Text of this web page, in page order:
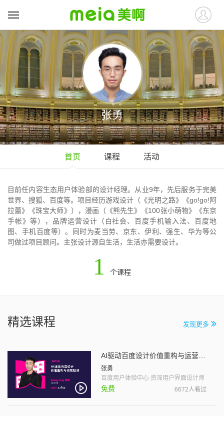
张勇
首页 课程 活动
目前任内容生态用户体验部的设计经理。从业9年，先后服务于完美
世界、搜狐、百度等。项目经历游戏设计（《光明之路》《go!go!阿
拉蕾》《珠宝大师》），漫画（《熊先生》《100张小萌物》《东京
手帐》等），品牌运营设计（白社会、百度手机输入法、百度地
图、手机百度等）。同时为麦当劳、京东、伊利、强生、华为等公
司做过项目顾问。主张设计源自生活，生活亦需要设计。
1 个课程
精选课程 发现更多
张勇
百度用户体验中心 资深用户界面设计师
免费 6672人看过